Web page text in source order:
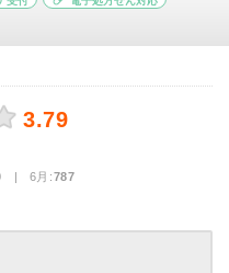
3.79
| 6月:787